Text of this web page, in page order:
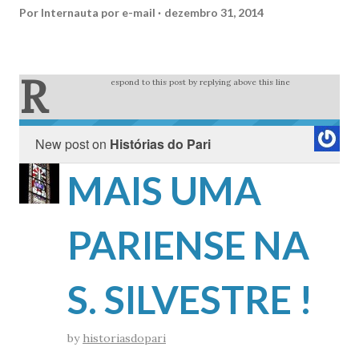
Por Internauta por e-mail dezembro 31, 2014
R espond to this post by replying above this line
New post on Histórias do Pari
MAIS UMA
PARIENSE NA
S. SILVESTRE !
by historiasdopari